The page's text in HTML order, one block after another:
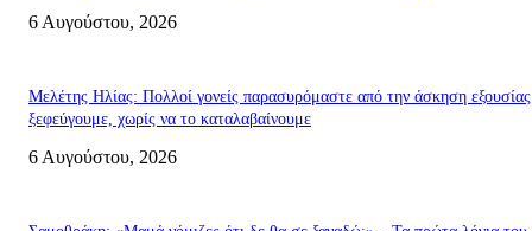
6 Αυγούστου, 2026
Μελέτης Ηλίας: Πολλοί γονείς παρασυρόμαστε από την άσκηση εξουσίας
ξεφεύγουμε, χωρίς να το καταλαβαίνουμε
6 Αυγούστου, 2026